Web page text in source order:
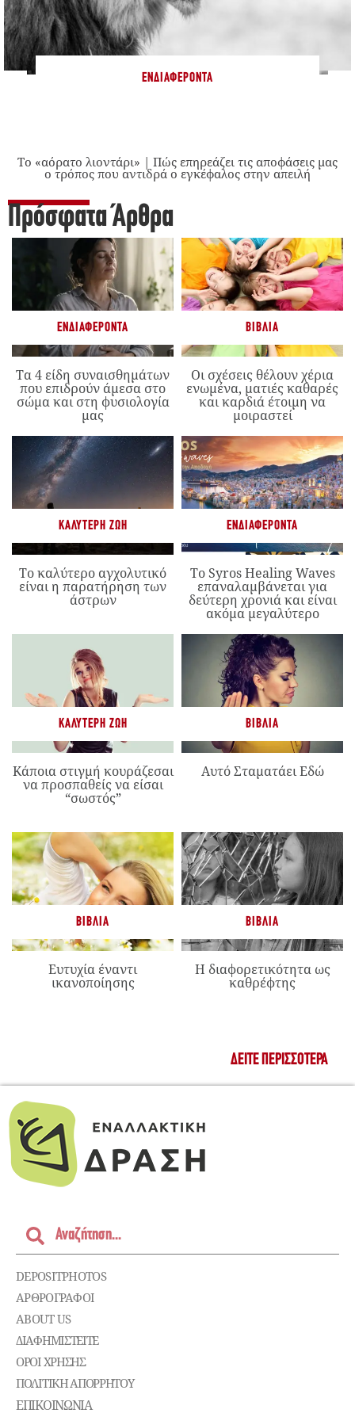
ΕΝΔΙΑΦΈΡΟΝΤΑ
Το «αόρατο λιοντάρι» | Πώς επηρεάζει τις αποφάσεις μας
ο τρόπος που αντιδρά ο εγκέφαλος στην απειλή
Πρόσφατα Άρθρα
ΕΝΔΙΑΦΈΡΟΝΤΑ
Τα 4 είδη συναισθημάτων
που επιδρούν άμεσα στο
σώμα και στη φυσιολογία
μας
ΒΙΒΛΊΑ
Οι σχέσεις θέλουν χέρια
ενωμένα, ματιές καθαρές
και καρδιά έτοιμη να
μοιραστεί
ΚΑΛΎΤΕΡΗ ΖΩΉ
Το καλύτερο αγχολυτικό
είναι η παρατήρηση των
άστρων
ΕΝΔΙΑΦΈΡΟΝΤΑ
Το Syros Healing Waves
επαναλαμβάνεται για
δεύτερη χρονιά και είναι
ακόμα μεγαλύτερο
ΚΑΛΎΤΕΡΗ ΖΩΉ
Κάποια στιγμή κουράζεσαι
να προσπαθείς να είσαι
“σωστός”
ΒΙΒΛΊΑ
Αυτό Σταματάει Εδώ
ΒΙΒΛΊΑ
Ευτυχία έναντι
ικανοποίησης
ΒΙΒΛΊΑ
Η διαφορετικότητα ως
καθρέφτης
ΔΕΊΤΕ ΠΕΡΙΣΣΌΤΕΡΑ
DEPOSITPHOTOS
ΑΡΘΡΟΓΡΑΦΟΙ
ABOUT US
ΔΙΑΦΗΜΙΣΤΕΊΤΕ
ΌΡΟΙ ΧΡΉΣΗΣ
ΠΟΛΙΤΙΚΉ ΑΠΟΡΡΉΤΟΥ
ΕΠΙΚΟΙΝΩΝΊΑ